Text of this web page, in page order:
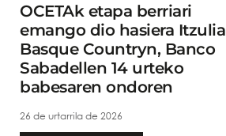
OCETAk etapa berriari
emango dio hasiera Itzulia
Basque Countryn, Banco
Sabadellen 14 urteko
babesaren ondoren
26 de urtarrila de 2026